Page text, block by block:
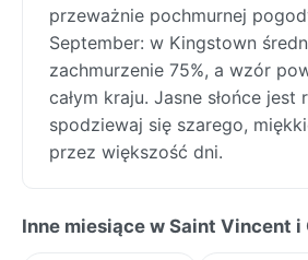
przeważnie pochmurnej
September: w Kingstown
zachmurzenie 75%, a wzór
całym kraju. Jasne słońce jest
spodziewaj się szarego,
przez większość dni.
Inne miesiące w Saint Vincent i